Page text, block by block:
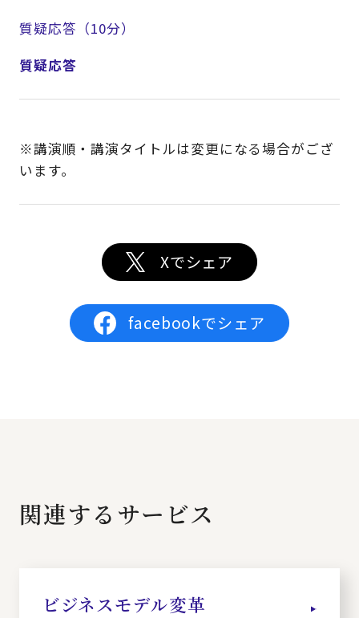
質疑応答（10分）
質疑応答
※講演順・講演タイトルは変更になる場合がござ
います。
Xでシェア
facebookでシェア
関連するサービス
ビジネスモデル変革